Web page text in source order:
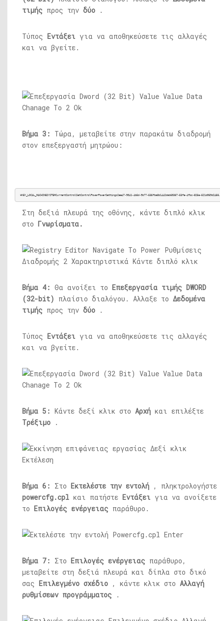
τιμής προς την δύο .
Τύπος Εντάξει για να αποθηκεύσετε τις αλλαγές
και να βγείτε.
Βήμα 3: Τώρα, μεταβείτε στην παρακάτω διαδρομή
στον επεξεργαστή μητρώου:
HKEY_LOCAL_MACHINESYSTEMCurrentControlSetControlPowerPowerSettings2ee47-9041-4b5d-9b77-535fba8b1442dab60367-53fe-4fbc-825e-521d069d2456.
Στη δεξιά πλευρά της οθόνης, κάντε διπλό κλικ
στο Γνωρίσματα.
Βήμα 4: Θα ανοίξει το Επεξεργασία τιμής DWORD
(32-bit) πλαίσιο διαλόγου. Αλλαξε το Δεδομένα
τιμής προς την δύο .
Τύπος Εντάξει για να αποθηκεύσετε τις αλλαγές
και να βγείτε.
Βήμα 5: Κάντε δεξί κλικ στο Αρχή και επιλέξτε
Τρέξιμο .
Βήμα 6: Στο Εκτελέστε την εντολή , πληκτρολογήστε
powercfg.cpl και πατήστε Εντάξει για να ανοίξετε
το Επιλογές ενέργειας παράθυρο.
Βήμα 7: Στο Επιλογές ενέργειας παράθυρο,
μεταβείτε στη δεξιά πλευρά και δίπλα στο δικό
σας Επιλεγμένο σχέδιο , κάντε κλικ στο Αλλαγή
ρυθμίσεων προγράμματος .